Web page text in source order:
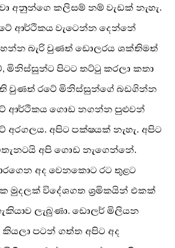
අනුන්ගෙ කලිසම් නම් වැඩක් නැහැ.
ආර්ථිකය වැටෙන්න දෙන්නේ
බැරි වුණත් ඩොලරය ශක්තිමත්
පිටට තට්ටු කරලා කතා
වුණත් රටේ මිනිස්සුන්ගේ බඩගින්න
ආර්ථිකය ගොඩ නගන්න පුළුවන්
අරගලය. අපිට පක්ෂයක් නැහැ. අපිට
අපි ගොඩ නැගෙන්නේ.
අද වෙනකොට රට තුළට
මුදලක් විදේශගත ශ්‍රමිකයින් එකක්
ලැබුණා. ඩොලර් මිලියන
පටන් ගත්ත අපිට අද